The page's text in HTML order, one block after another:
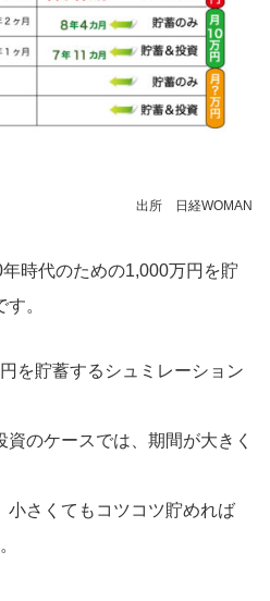
出所 日経WOMAN
時代のための1,000万円を貯
。
を貯蓄するシュミレーション
のケースでは、期間が大きく
小さくてもコツコツ貯めれば